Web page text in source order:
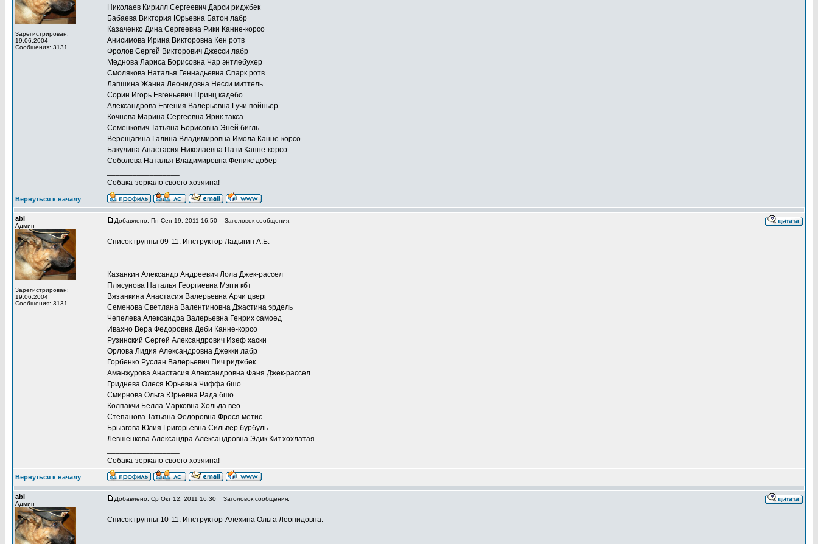
Зарегистрирован:
19.06.2004
Сообщения: 3131
Николаев Кирилл Сергеевич Дарси риджбек
Бабаева Виктория Юрьевна Батон лабр
Казаченко Дина Сергеевна Рики Канне-корсо
Анисимова Ирина Викторовна Кен ротв
Фролов Сергей Викторович Джесси лабр
Меднова Лариса Борисовна Чар энтлебухер
Смолякова Наталья Геннадьевна Спарк ротв
Лапшина Жанна Леонидовна Несси миттель
Сорин Игорь Евгеньевич Принц кадебо
Александрова Евгения Валерьевна Гучи пойньер
Кочнева Марина Сергеевна Ярик такса
Семенкович Татьяна Борисовна Эней бигль
Верещагина Галина Владимировна Имола Канне-корсо
Бакулина Анастасия Николаевна Пати Канне-корсо
Соболева Наталья Владимировна Феникс добер
Собака-зеркало своего хозяина!
Вернуться к началу
abl
Админ
Зарегистрирован:
19.06.2004
Сообщения: 3131
Добавлено: Пн Сен 19, 2011 16:50 Заголовок сообщения:
Список группы 09-11. Инструктор Ладыгин А.Б.
Казанкин Александр Андреевич Лола Джек-рассел
Плясунова Наталья Георгиевна Мэгги кбт
Вязанкина Анастасия Валерьевна Арчи цверг
Семенова Светлана Валентиновна Джастина эрдель
Чепелева Александра Валерьевна Генрих самоед
Ивахно Вера Федоровна Деби Канне-корсо
Рузинский Сергей Александрович Изеф хаски
Орлова Лидия Александровна Джекки лабр
Горбенко Руслан Валерьевич Пич риджбек
Аманжурова Анастасия Александровна Фаня Джек-рассел
Гриднева Олеся Юрьевна Чиффа бшо
Смирнова Ольга Юрьевна Рада бшо
Колпакчи Белла Марковна Хольда вео
Степанова Татьяна Федоровна Фрося метис
Брызгова Юлия Григорьевна Сильвер бурбуль
Левшенкова Александра Александровна Эдик Кит.хохлатая
Собака-зеркало своего хозяина!
Вернуться к началу
abl
Админ
Добавлено: Ср Окт 12, 2011 16:30 Заголовок сообщения:
Список группы 10-11. Инструктор-Алехина Ольга Леонидовна.